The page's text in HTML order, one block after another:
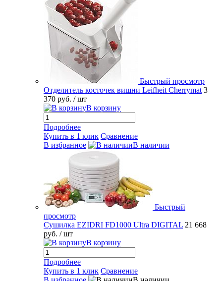
Быстрый просмотр
Отделитель косточек вишни Leifheit Cherrymat 3
370 руб. / шт
В корзину
Подробнее
Купить в 1 клик Сравнение
В избранное
В наличии
Быстрый
просмотр
Сушилка EZIDRI FD1000 Ultra DIGITAL 21 668
руб. / шт
В корзину
Подробнее
Купить в 1 клик Сравнение